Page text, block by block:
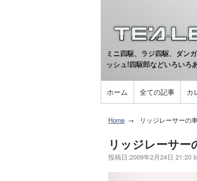
ミニ四駆、ラジ四駆、ダン
ッシュ!四駆郎などいろいろ
ホーム 全ての記事 カ
Home リッジレーサーの
リッジレーサ
投稿日:2009年2月24日 21:20